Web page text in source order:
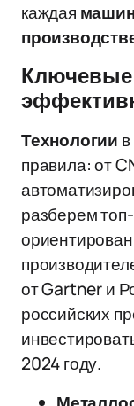
каждая
Ключевые
Технологии в
правила: от
разберем
от Gartner и
российских
2024 году.